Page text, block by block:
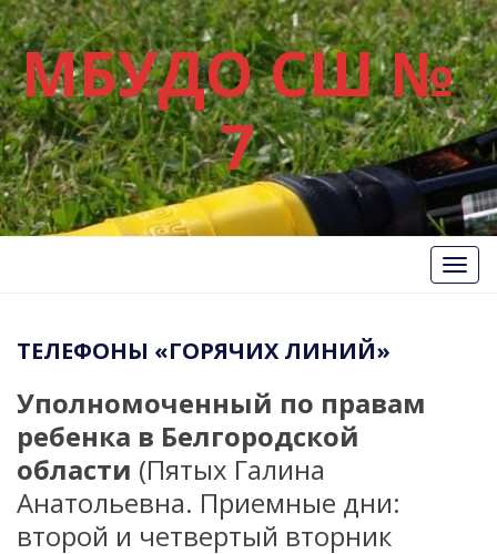
МБУДО СШ №
7
Вкл/
Выкл
ТЕЛЕФОНЫ «ГОРЯЧИХ ЛИНИЙ»
Уполномоченный по правам
ребенка в Белгородской
области (Пятых Галина
Анатольевна. Приемные дни:
второй и четвертый вторник